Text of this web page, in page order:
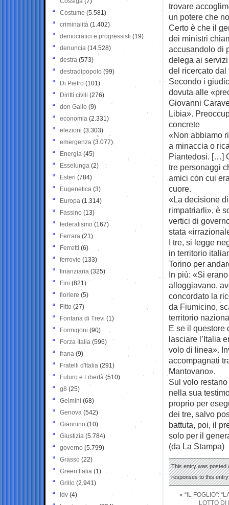
trovare
un potere che
Certo è che il
dei ministri
accusandolo di
delega ai
del ricercato dal
Secondo i
dovuta alle
Giovanni
Libia».
concrete
«Non abbiamo
a minaccia o
Piantedosi. […]
tre personaggi
amici con cui
cuore.
«La decisione
rimpatriarli», è
vertici di
stata
I tre, si legge
in territorio
Torino per
In più: «Si
alloggiavano,
concordato la
da Fiumicino,
territorio
E se il questore
lasciare l’Italia
volo di linea».
accompagnati
Mantovano».
Sul volo
nella sua
proprio per
dei tre, salvo
battuta, poi, il
solo per il
(da La Stampa)
This entry was posted
responses to this
« “IL FOGLIO”:
LOTTO
Costume (5.581)
criminalità (1.402)
democratici e progressisti (19)
denuncia (14.528)
destra (573)
destradipopolo (99)
Di Pietro (101)
Diritti civili (276)
don Gallo (9)
economia (2.331)
elezioni (3.303)
emergenza (3.077)
Energia (45)
Esselunga (2)
Esteri (784)
Eugenetica (3)
Europa (1.314)
Fassino (13)
federalismo (167)
Ferrara (21)
Ferretti (6)
ferrovie (133)
finanziaria (325)
Fini (821)
fioriere (5)
Fitto (27)
Fontana di Trevi (1)
Formigoni (90)
Forza Italia (596)
frana (9)
Fratelli d'Italia (291)
Futuro e Libertà (510)
g8 (25)
Gelmini (68)
Genova (542)
Giannino (10)
Giustizia (5.784)
governo (5.799)
Grasso (22)
Green Italia (1)
Grillo (2.941)
Idv (4)